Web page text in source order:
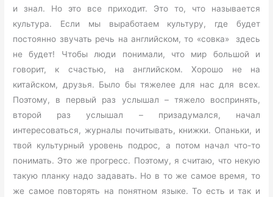
и знал. Но это все приходит. Это то, что называется
культура. Если мы выработаем культуру, где будет
постоянно звучать речь на английском, то «совка» здесь
не будет! Чтобы люди понимали, что мир большой и
говорит, к счастью, на английском. Хорошо не на
китайском, друзья. Было бы тяжелее для нас для всех.
Поэтому, в первый раз услышал – тяжело воспринять,
второй раз услышал – призадумался, начал
интересоваться, журналы почитывать, книжки. Опаньки, и
твой культурный уровень подрос, а потом начал что-то
понимать. Это же прогресс. Поэтому, я считаю, что некую
такую планку надо задавать. Но в то же самое время, то
же самое повторять на понятном языке. То есть и так и